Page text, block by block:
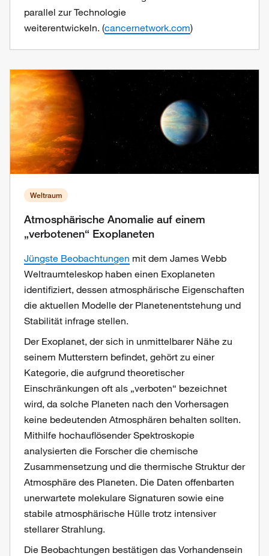
parallel zur Technologie
weiterentwickeln. (cancernetwork.com)
Weltraum
Atmosphärische Anomalie auf einem
„verbotenen“ Exoplaneten
Jüngste Beobachtungen mit dem James Webb
Weltraumteleskop haben einen Exoplaneten
identifiziert, dessen atmosphärische Eigenschaften
die aktuellen Modelle der Planetenentstehung und
Stabilität infrage stellen.
Der Exoplanet, der sich in unmittelbarer Nähe zu
seinem Mutterstern befindet, gehört zu einer
Kategorie, die aufgrund theoretischer
Einschränkungen oft als „verboten“ bezeichnet
wird, da solche Planeten nach den Vorhersagen
keine bedeutenden Atmosphären behalten sollten.
Mithilfe hochauflösender Spektroskopie
analysierten die Forscher die chemische
Zusammensetzung und die thermische Struktur der
Atmosphäre des Planeten. Die Daten offenbarten
unerwartete molekulare Signaturen sowie eine
stabile atmosphärische Hülle trotz intensiver
stellarer Strahlung.
Die Beobachtungen bestätigen das Vorhandensein